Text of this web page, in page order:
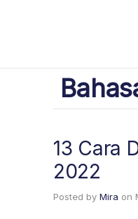
13 Cara
2022
Posted by Mira on